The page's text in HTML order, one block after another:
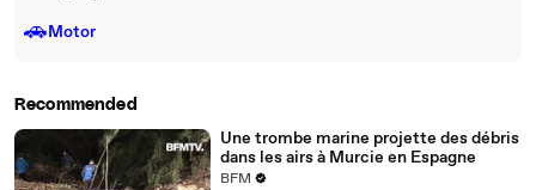
🚗Motor
Recommended
Une trombe marine projette des débris
dans les airs à Murcie en Espagne
BFM